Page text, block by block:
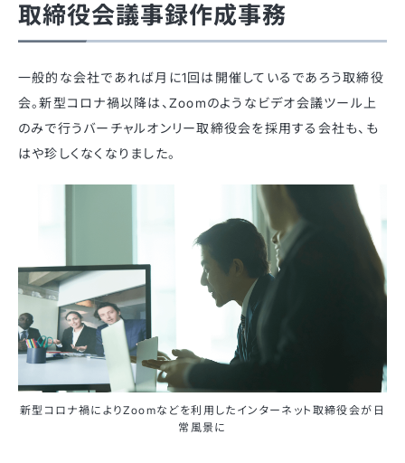
取締役会議事録作成事務
一般的な会社であれば月に1回は開催しているであろう取締役
会。新型コロナ禍以降は、Zoomのようなビデオ会議ツール上
のみで行うバーチャルオンリー取締役会を採用する会社も、も
はや珍しくなくなりました。
新型コロナ禍によりZoomなどを利用したインターネット取締役会が日
常風景に